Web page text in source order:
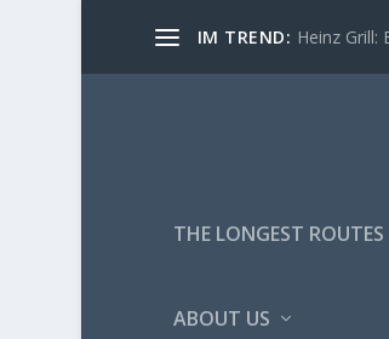
IM TREND: Heinz Grill:
THE LONGEST ROUTES
ABOUT US